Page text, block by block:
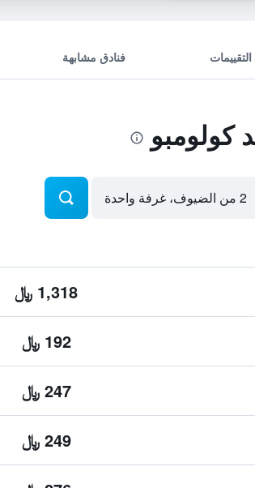
التقييمات فنادق مشابهة
كولومبو
2 من الضيوف، غرفة واحدة
1,318 ﷼
192 ﷼
247 ﷼
249 ﷼